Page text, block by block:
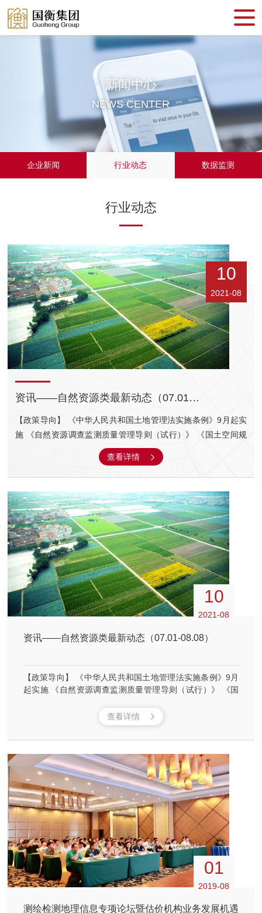
新闻中心
NEWS CENTER
企业新闻 行业动态 数据监测
行业动态
资讯——自然资源类最新动态（07.01-08.08）
【政策导向】 《中华人民共和国土地管理法实施条例》9月起实
施 《自然资源调查监测质量管理导则（试行）》 《国土空间规
划城市设计指南》7月起实施 全国耕地后备资源逐地块调查评价
启动 关于印发《南京市国有建设用地使用权转让、出租、抵押
二级市场管理办法》的通知
查看详情
10
2021-08
10
2021-08
资讯——自然资源类最新动态（07.01-08.08）
【政策导向】 《中华人民共和国土地管理法实施条例》9月
起实施 《自然资源调查监测质量管理导则（试行）》 《国
地块调查评价启动 关于印发《南京市国有建设用地使用权转
让、出租、抵押二级市场管理办法》的通知
查看详情
01
2019-08
测绘检测地理信息专项论坛暨估价机构业务发展机遇